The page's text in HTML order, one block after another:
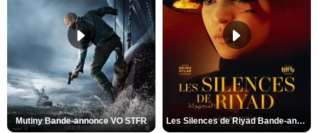
Mutiny Bande-annonce VO STFR Les Silences de Riyad Bande-annonce VO STFR